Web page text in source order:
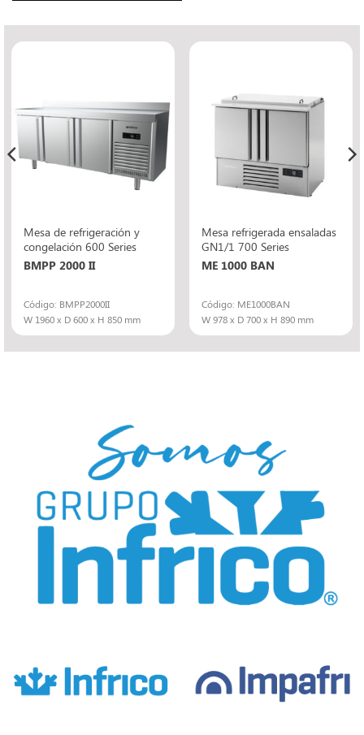
Mesa de refrigeración y
congelación 600 Series
BMPP 2000 II
Código: BMPP2000II
W 1960 x D 600 x H 850 mm
Mesa refrigerada ensaladas
GN1/1 700 Series
ME 1000 BAN
Código: ME1000BAN
W 978 x D 700 x H 890 mm